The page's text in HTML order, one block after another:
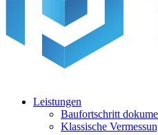
Leistungen
Baufortschritt
Klassische